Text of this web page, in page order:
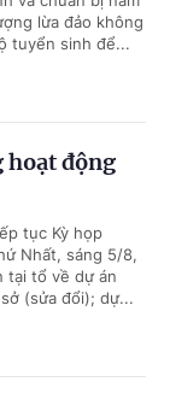
lừa đảo không
tuyển sinh để...
hoạt động
tục Kỳ họp
Nhất, sáng 5/8,
tại tổ về dự án
(sửa đổi); dự...